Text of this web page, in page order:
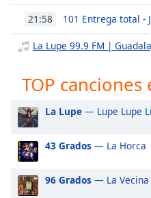
Descriptions
descriptions
off,
Subtitles
subtitles
settings
opens
subtitles
settings
dialog
21:58 101 Entrega total -
La Lupe 99.9 FM |
TOP
La Lupe — Lupe Lupe
43 Grados — La Horca
96 Grados — La Vecina